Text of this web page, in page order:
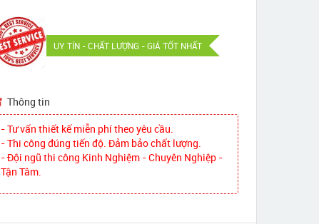
UY TÍN - CHẤT LƯỢNG - GIÁ TỐT NHẤT
Thông tin
- Tư vấn thiết kế miễn phí theo yêu cầu.
- Thi công đúng tiến độ. Đảm bảo chất lượng.
- Đội ngũ thi công Kinh Nghiệm - Chuyên Nghiệp -
Tận Tâm.